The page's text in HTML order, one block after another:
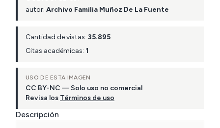
autor: Archivo Familia Muñoz De La Fuente
Cantidad de vistas: 35.895
Citas académicas: 1
USO DE ESTA IMAGEN
CC BY-NC — Solo uso no comercial
Revisa los Términos de uso
Descripción